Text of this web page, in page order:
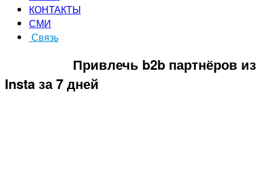
КОНТАКТЫ
СМИ
Связь
Привлечь b2b партнёров из
Insta за 7 дней